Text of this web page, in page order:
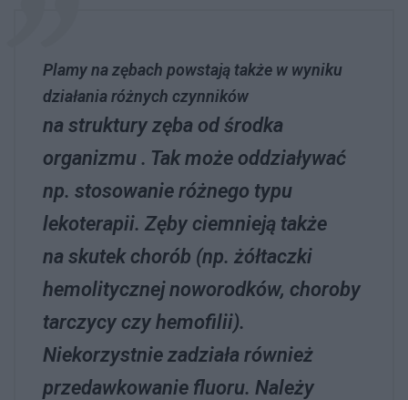
Plamy na zębach powstają także w wyniku
działania różnych czynników
na struktury zęba od środka
organizmu . Tak może oddziaływać
np. stosowanie różnego typu
lekoterapii. Zęby ciemnieją także
na skutek chorób (np. żółtaczki
hemolitycznej noworodków, choroby
tarczycy czy hemofilii).
Niekorzystnie zadziała również
przedawkowanie fluoru. Należy